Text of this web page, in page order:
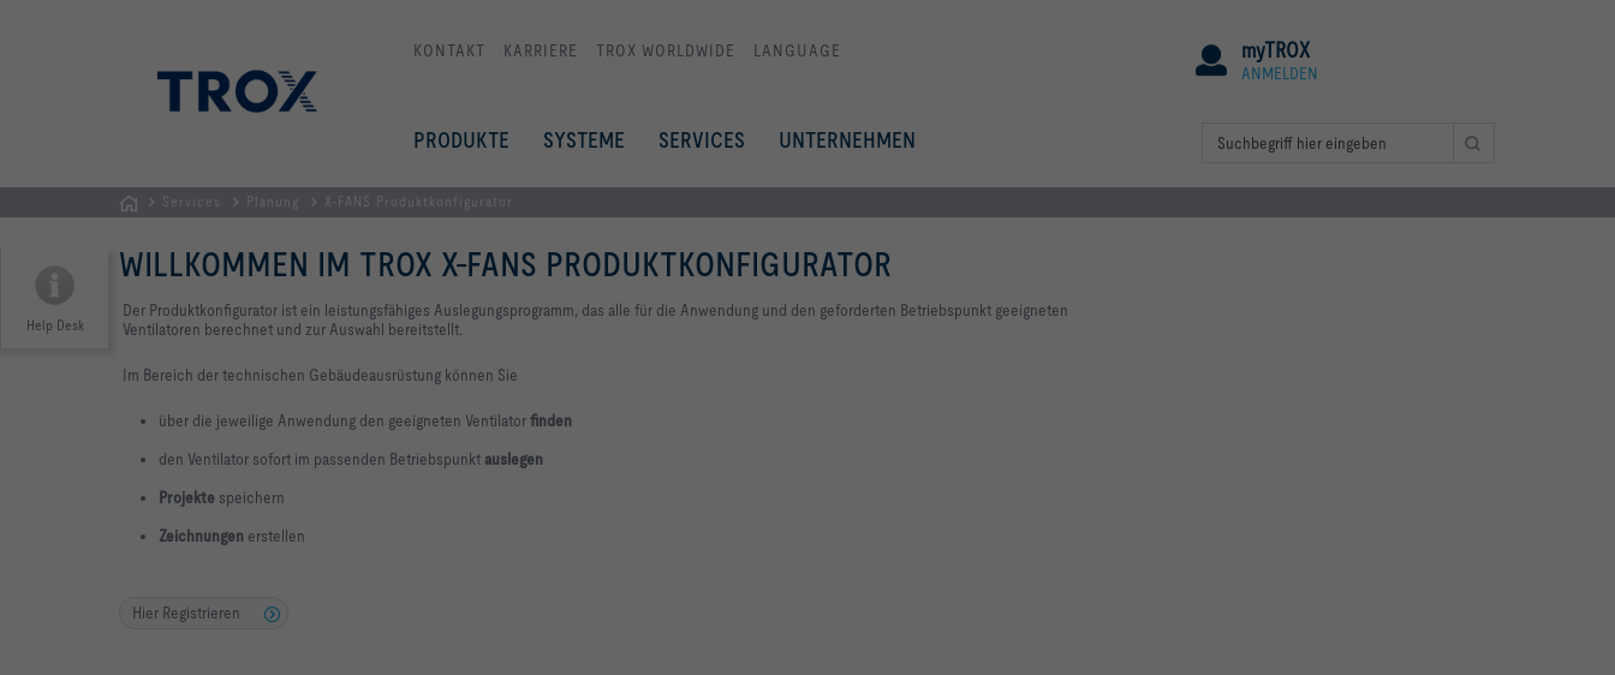
KONTAKT KARRIERE TROX WORLDWIDE LANGUAGE myTROX
ANMELDEN
PRODUKTE SYSTEME SERVICES UNTERNEHMEN
Services Planung X-FANS Produktkonfigurator
Help Desk
WILLKOMMEN IM TROX X-FANS PRODUKTKONFIGURATOR
Der Produktkonfigurator ist ein leistungsfähiges Auslegungsprogramm, das alle für die Anwendung und den geforderten Betriebspunkt geeigneten
Ventilatoren berechnet und zur Auswahl bereitstellt.
Im Bereich der technischen Gebäudeausrüstung können Sie
über die jeweilige Anwendung den geeigneten Ventilatorfinden
den Ventilator sofort im passenden Betriebspunkt auslegen
Projekte speichern
Zeichnungen erstellen
Hier Registrieren